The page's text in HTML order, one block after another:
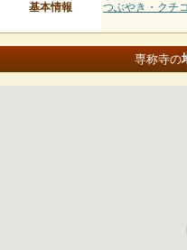
基本情報 つぶやき・クチ
専称寺の